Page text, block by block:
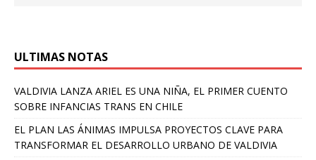
ULTIMAS NOTAS
VALDIVIA LANZA ARIEL ES UNA NIÑA, EL PRIMER CUENTO
SOBRE INFANCIAS TRANS EN CHILE
EL PLAN LAS ÁNIMAS IMPULSA PROYECTOS CLAVE PARA
TRANSFORMAR EL DESARROLLO URBANO DE VALDIVIA